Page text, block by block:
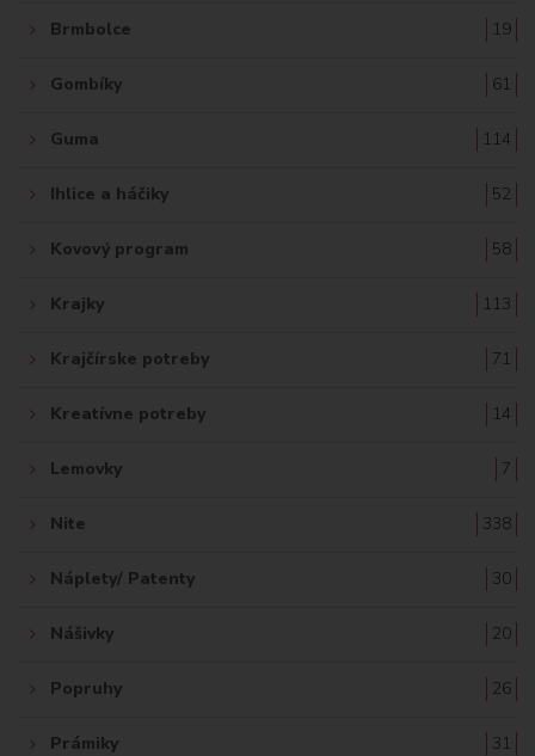
Brmbolce 19
Gombíky 61
Guma 114
Ihlice a háčiky 52
Kovový program 58
Krajky 113
Krajčírske potreby 71
Kreatívne potreby 14
Lemovky 7
Nite 338
Náplety/ Patenty 30
Nášivky 20
Popruhy 26
Prámiky 31